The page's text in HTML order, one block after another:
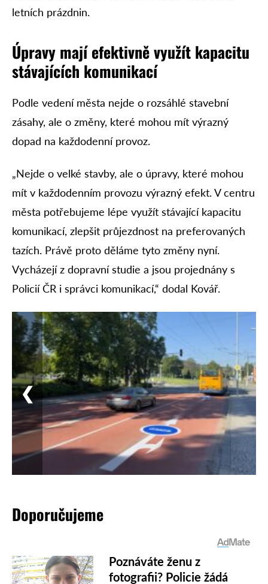
letních prázdnin.
Úpravy mají efektivně využít kapacitu
stávajících komunikací
Podle vedení města nejde o rozsáhlé stavební
zásahy, ale o změny, které mohou mít výrazný
dopad na každodenní provoz.
„Nejde o velké stavby, ale o úpravy, které mohou
mít v každodenním provozu výrazný efekt. V centru
města potřebujeme lépe využít stávající kapacitu
komunikací, zlepšit průjezdnost na preferovaných
tazích. Právě proto děláme tyto změny nyní.
Vycházejí z dopravní studie a jsou projednány s
Policií ČR i správci komunikací,“ dodal Kovář.
❮
Doporučujeme